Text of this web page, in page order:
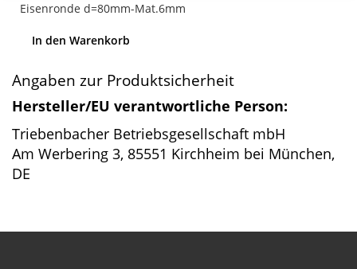
Eisenronde d=80mm-Mat.6mm
In den Warenkorb
Angaben zur Produktsicherheit
Hersteller/EU verantwortliche Person:
Triebenbacher Betriebsgesellschaft mbH
Am Werbering 3, 85551 Kirchheim bei München,
DE